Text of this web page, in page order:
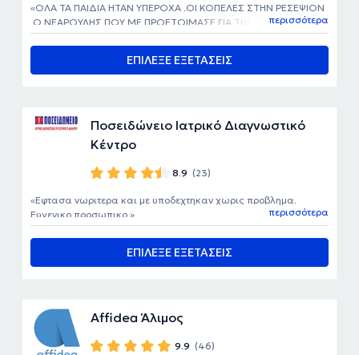
ΕΠΙΛΕΞΕ ΕΞΕΤΑΣΕΙΣ
ΟΛΑ ΤΑ ΠΑΙΔΙΑ ΗΤΑΝ ΥΠΕΡΟΧΑ .ΟΙ ΚΟΠΕΛΕΣ ΣΤΗΝ ΡΕΣΕΨΙΟΝ
.Ο ΝΕΑΡΟΥΛΗΣ ΠΟΥ ΜΕ ΠΡΟΕΤΟΙΜΑΣΕ ΓΙΑ ΤΗΝ ΑΞΟΝΙΚΗ .ΚΑΙ
ΚΥΡΙΩΣ Η ΚΟΠΕΛΑ ΠΟΥ ΜΟΥ ΕΒΑΛΕ ΤΗΝ ΠΕΤΑΛΟΥΔΑ ΔΕΝ
ΠΟΝΕΣΑ ΚΑΘΟΛΟΥ ΠΟΛΥ ΓΛΥΚΟ ΚΑΙ ΜΑΛΑΚΟ ΧΕΡΑΚΙ ΚΑΙ
ΦΟΒΟΜΟΥΝ ΠΟΛΥ ΜΑ ΠΑΡΑ ΠΟΛΥ.
περισσότερα
Ποσειδώνειο Ιατρικό Διαγνωστικό
Κέντρο
8.9 (23)
ΕΠΙΛΕΞΕ ΕΞΕΤΑΣΕΙΣ
Εφτασα νωριτερα και με υποδεχτηκαν χωρις προβλημα.
Ευγενικο προσωπικο.
περισσότερα
Affidea Άλιμος
9.9 (46)